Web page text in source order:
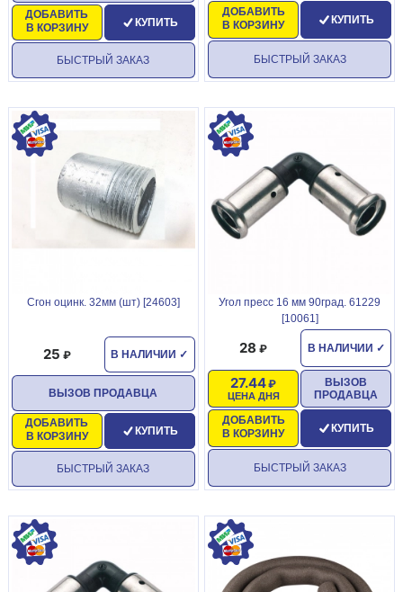
ДОБАВИТЬ
В КОРЗИНУ
КУПИТЬ
БЫСТРЫЙ ЗАКАЗ
ДОБАВИТЬ
В КОРЗИНУ
КУПИТЬ
БЫСТРЫЙ ЗАКАЗ
Сгон оцинк. 32мм (шт) [24603]
В НАЛИЧИИ ✓
25
ДОБАВИТЬ
В КОРЗИНУ
ВЫЗОВ ПРОДАВЦА
КУПИТЬ
БЫСТРЫЙ ЗАКАЗ
Угол пресс 16 мм 90град. 61229
[10061]
В НАЛИЧИИ ✓
28
ЦЕНА ДНЯ
27.44
ДОБАВИТЬ
В КОРЗИНУ
ВЫЗОВ
ПРОДАВЦА
КУПИТЬ
БЫСТРЫЙ ЗАКАЗ